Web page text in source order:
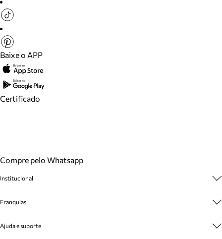
Baixe o APP
Certificado
Compre pelo Whatsapp
Institucional
Cashback
Venda Corporativa
Franquias
Plano de Negócio
Ajuda e suporte